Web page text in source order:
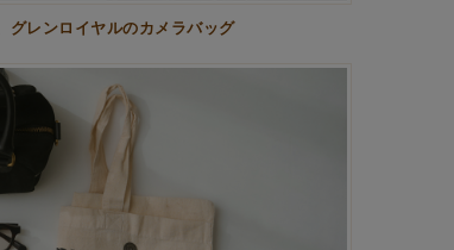
グレンロイヤルのカメラバッグ